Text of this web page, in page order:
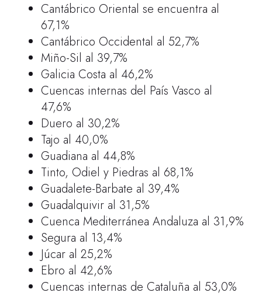
Cantábrico Oriental se encuentra al
67,1%
Cantábrico Occidental al 52,7%
Miño-Sil al 39,7%
Galicia Costa al 46,2%
Cuencas internas del País Vasco al
47,6%
Duero al 30,2%
Tajo al 40,0%
Guadiana al 44,8%
Tinto, Odiel y Piedras al 68,1%
Guadalete-Barbate al 39,4%
Guadalquivir al 31,5%
Cuenca Mediterránea Andaluza al 31,9%
Segura al 13,4%
Júcar al 25,2%
Ebro al 42,6%
Cuencas internas de Cataluña al 53,0%